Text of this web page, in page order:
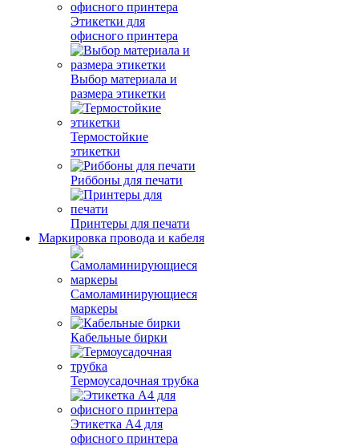
Этикетки для
офисного принтера
Выбор материала и
размера этикетки
Термостойкие
этикетки
Риббоны для печати
Принтеры для печати
Маркировка провода и кабеля
Самоламинирующиеся
маркеры
Кабельные бирки
Термоусадочная трубка
Этикетка А4 для
офисного принтера